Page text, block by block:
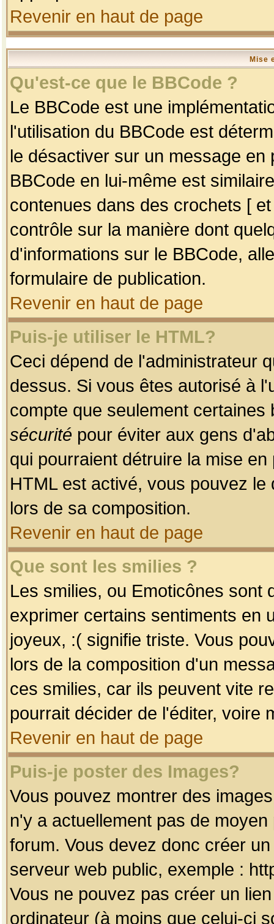
Revenir en haut de page
Mise
Qu'est-ce que le BBCode ?
Le BBCode est une
l'utilisation du BBCode est
le désactiver sur un message
BBCode en lui-même est
contenues dans des crochets [
contrôle sur la manière dont
d'informations sur le BBCode,
formulaire de publication.
Revenir en haut de page
Puis-je utiliser le HTML?
Ceci dépend de l'administrateur
dessus. Si vous êtes autorisé à
compte que seulement
sécurité pour éviter aux gens
qui pourraient détruire la mise
HTML est activé, vous pouvez
lors de sa composition.
Revenir en haut de page
Que sont les smilies ?
Les smilies, ou Emoticônes sont
exprimer certains sentiments en
joyeux, :( signifie triste. Vous
lors de la composition d'un
ces smilies, car ils peuvent vite
pourrait décider de l'éditer, voire
Revenir en haut de page
Puis-je poster des Images?
Vous pouvez montrer des
n'y a actuellement pas de
forum. Vous devez donc créer
serveur web public, exemple :
Vous ne pouvez pas créer un
ordinateur (à moins que celui-ci